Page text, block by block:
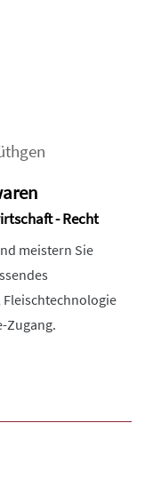
- Recht
meistern Sie
Zugang.